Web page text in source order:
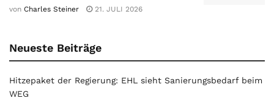
von Charles Steiner 21. JULI 2026
Neueste Beiträge
Hitzepaket der Regierung: EHL sieht Sanierungsbedarf beim
WEG